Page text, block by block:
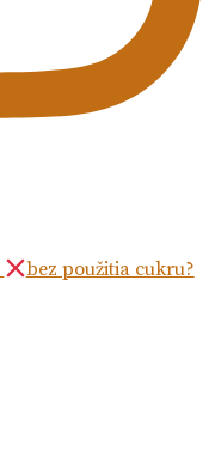
bez použitia cukru?